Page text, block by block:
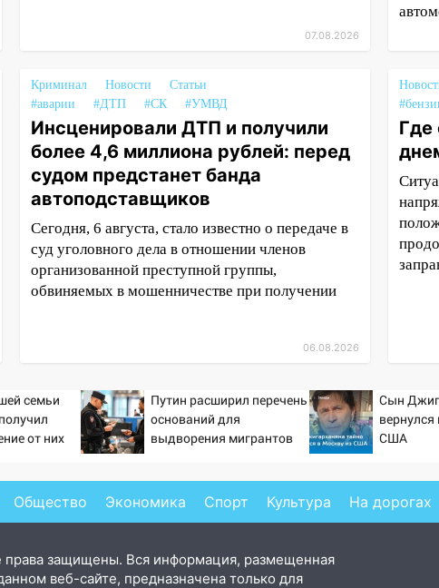
07.08.2026
Криминал Новости
Статьи
#аварии
#ДТП #СК #УМВД
Инсценировали ДТП и получили
более 4,6 миллиона рублей: перед
судом предстанет банда
автоподставщиков
Сегодня, 6 августа, стало известно о передаче в
суд уголовного дела в отношении членов
организованной преступной группы,
обвиняемых в мошенничестве при получении
06.08.2026
Где
семьи
от них
Путин расширил перечень
оснований для
выдворения мигрантов
Сын
США
Общество Экономика Спорт Культура На дорогах
права защищены. Вся информация, размещенная
веб-сайте, предназначена только для